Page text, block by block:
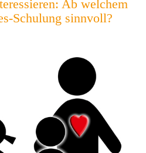
Ab welchem
Schulung sinnvoll?